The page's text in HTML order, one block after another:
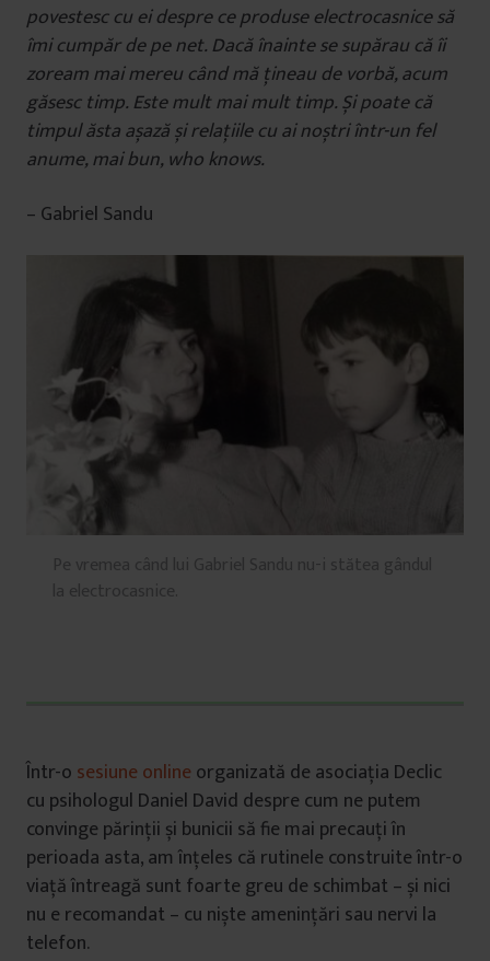
povestesc cu ei despre ce produse electrocasnice să
îmi cumpăr de pe net. Dacă înainte se supărau că îi
zoream mai mereu când mă țineau de vorbă, acum
găsesc timp. Este mult mai mult timp. Și poate că
timpul ăsta așază și relațiile cu ai noștri într-un fel
anume, mai bun, who knows.
– Gabriel Sandu
Pe vremea când lui Gabriel Sandu nu-i stătea gândul
la electrocasnice.
Într-o sesiune onlineorganizată de asociația Declic
cu psihologul Daniel David despre cum ne putem
convinge părinții și bunicii să fie mai precauți în
perioada asta, am înțeles că rutinele construite într-o
viață întreagă sunt foarte greu de schimbat – și nici
nu e recomandat – cu niște amenințări sau nervi la
telefon.